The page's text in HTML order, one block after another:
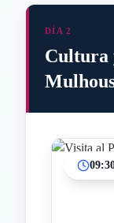
DÍA 2
Cultura